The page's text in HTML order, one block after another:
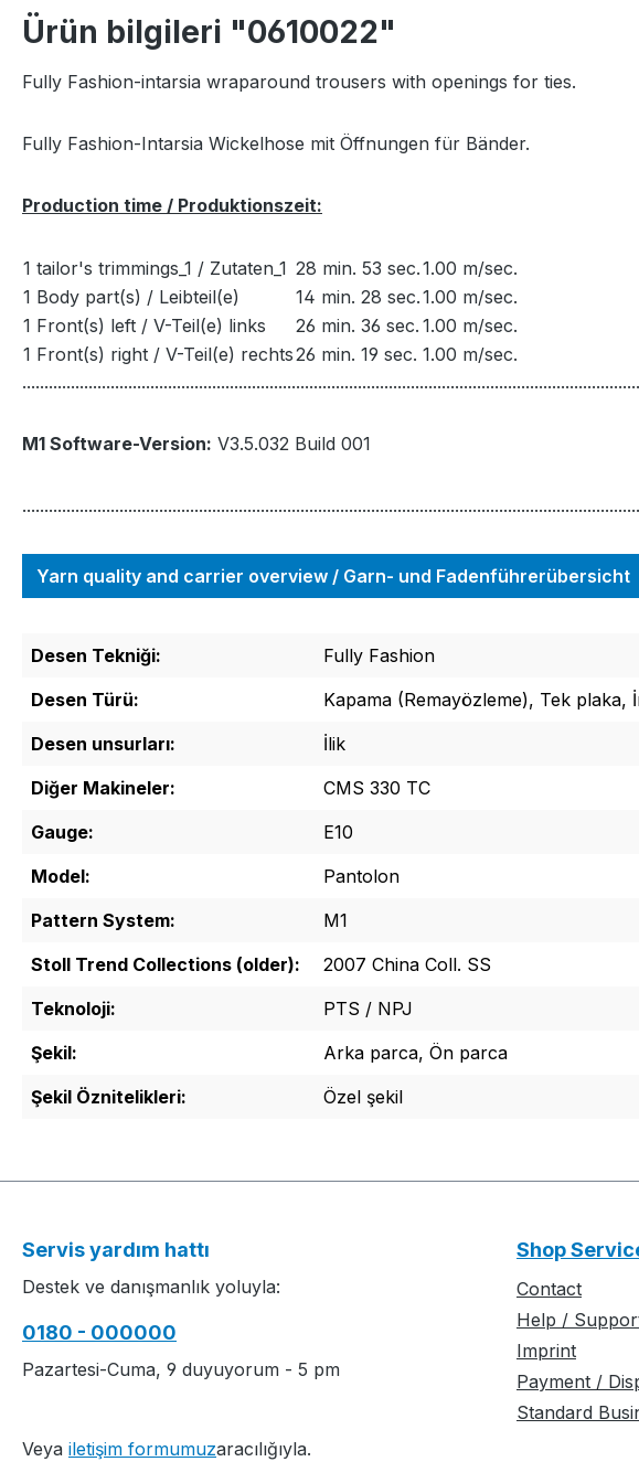
Ürün bilgileri "0610022"
Fully Fashion-intarsia wraparound trousers with openings for ties.
Fully Fashion-Intarsia Wickelhose mit Öffnungen für Bänder.
Production time / Produktionszeit:
1 tailor's trimmings_1 / Zutaten_1 28 min. 53 sec.1.00 m/sec.
1 Body part(s) / Leibteil(e)
14 min. 28 sec.1.00 m/sec.
1 Front(s) left / V-Teil(e) links
26 min. 36 sec. 1.00 m/sec.
1 Front(s) right / V-Teil(e) rechts26 min. 19 sec. 1.00 m/sec.
............................................................................................................................................
M1 Software-Version: V3.5.032 Build 001
............................................................................................................................................
Yarn quality and carrier overview / Garn- und Fadenführerübersicht
Desen Tekniği:
Fully Fashion
Desen Türü:
Kapama (Remayözleme), Tek plaka,
Desen unsurları:
İlik
Diğer Makineler:
CMS 330 TC
Gauge:
E10
Model:
Pantolon
Pattern System:
M1
Stoll Trend Collections (older):
2007 China Coll. SS
Teknoloji:
PTS / NPJ
Şekil:
Arka parca, Ön parca
Şekil Öznitelikleri:
Özel şekil
Servis yardım hattı
Destek ve danışmanlık yoluyla:
0180 - 000000
Pazartesi-Cuma, 9 duyuyorum - 5 pm
Veya iletişim formumuzaracılığıyla.
Shop
Contact
Help /
Imprint
Payment /
Standard